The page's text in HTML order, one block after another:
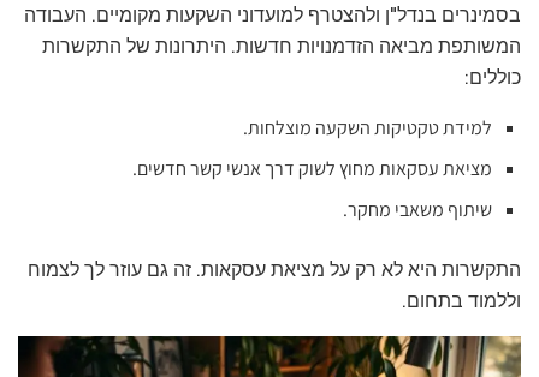
בסמינרים בנדל"ן ולהצטרף למועדוני השקעות מקומיים. העבודה
המשותפת מביאה הזדמנויות חדשות. היתרונות של התקשרות
כוללים:
למידת טקטיקות השקעה מוצלחות.
מציאת עסקאות מחוץ לשוק דרך אנשי קשר חדשים.
שיתוף משאבי מחקר.
התקשרות היא לא רק על מציאת עסקאות. זה גם עוזר לך לצמוח
וללמוד בתחום.